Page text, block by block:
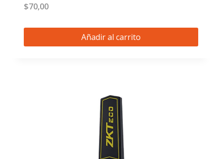
$70,00
Añadir al carrito